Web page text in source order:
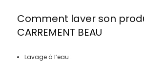
Comment laver son
CARREMENT BEAU
Lavage à l’eau :